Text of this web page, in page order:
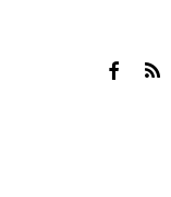
facebook
RSS